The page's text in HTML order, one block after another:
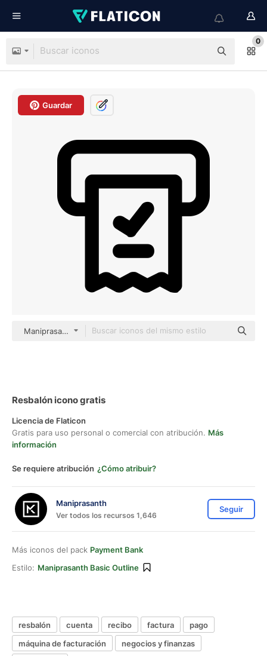
0
Guardar
Maniprasanth Basic Outline
Resbalón icono gratis
Licencia de Flaticon
Gratis para uso personal o comercial con atribución. Más
información
Se requiere atribución ¿Cómo atribuir?
Maniprasanth
Ver todos los recursos 1,646
Seguir
Más iconos del pack Payment Bank
Estilo: Maniprasanth Basic Outline
resbalón cuenta recibo factura
pago
máquina de facturación
negocios y finanzas